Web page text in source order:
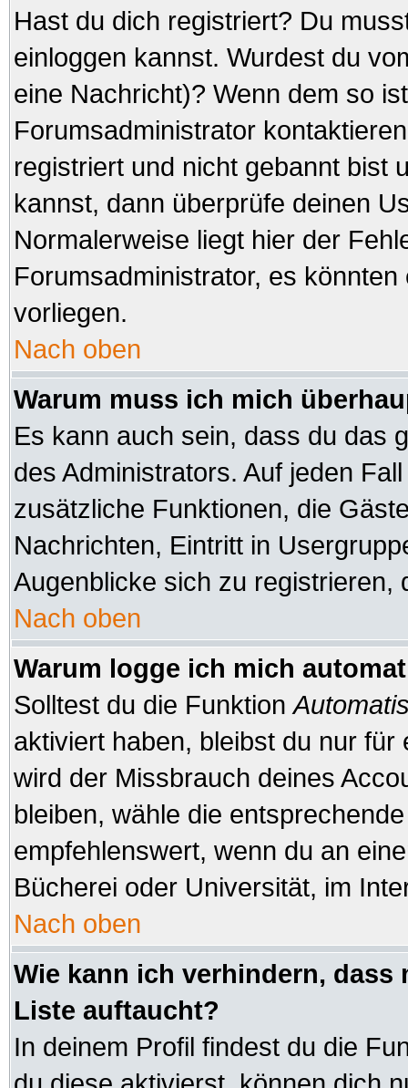
Hast du dich registriert? Du
einloggen kannst. Wurdest du
eine Nachricht)? Wenn dem so
Forumsadministrator
registriert und nicht gebannt bist
kannst, dann überprüfe deinen
Normalerweise liegt hier der
Forumsadministrator, es
vorliegen.
Nach oben
Warum muss ich mich
Es kann auch sein, dass du das
des Administrators. Auf jeden
zusätzliche Funktionen, die
Nachrichten, Eintritt in
Augenblicke sich zu registrieren,
Nach oben
Warum logge ich mich
Solltest du die Funktion
aktiviert haben, bleibst du nur
wird der Missbrauch deines
bleiben, wähle die
empfehlenswert, wenn du an
Bücherei oder Universität, im
Nach oben
Wie kann ich verhindern, dass
Liste auftaucht?
In deinem Profil findest du die